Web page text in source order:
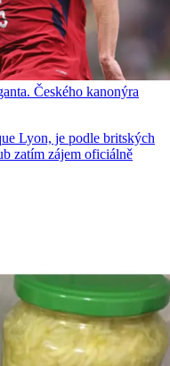
Českého kanonýra
Lyon, je podle britských
zatím zájem oficiálně